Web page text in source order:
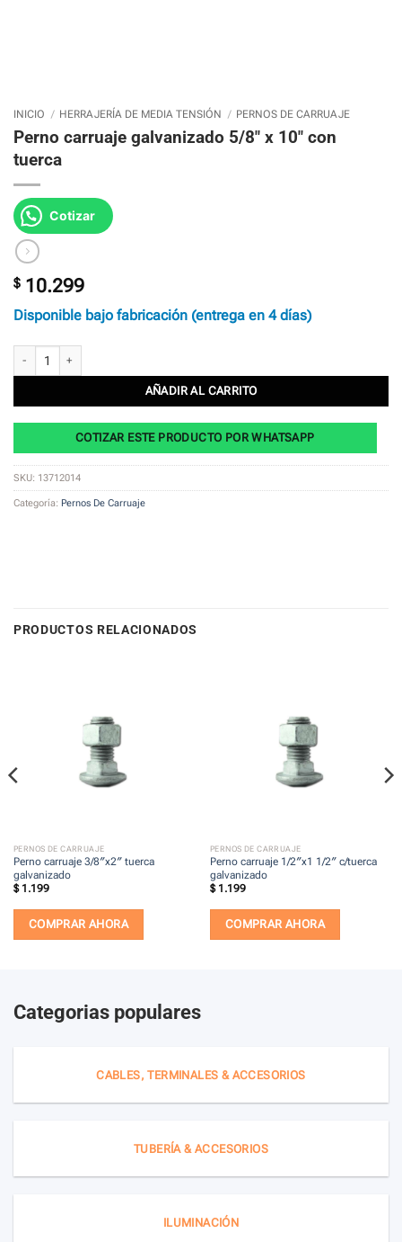
INICIO / HERRAJERÍA DE MEDIA TENSIÓN / PERNOS DE CARRUAJE
Perno carruaje galvanizado 5/8″ x 10″ con
tuerca
Cotizar
$ 10.299
Disponible bajo fabricación (entrega en 4 días)
AÑADIR AL CARRITO
COTIZAR ESTE PRODUCTO POR WHATSAPP
SKU: 13712014
Categoría: Pernos De Carruaje
PRODUCTOS RELACIONADOS
PERNOS DE CARRUAJE
Perno carruaje 3/8″x2″ tuerca
galvanizado
$1.199
COMPRAR AHORA
PERNOS DE CARRUAJE
Perno carruaje 1/2″x1 1/2″ c/tuerca
galvanizado
$1.199
COMPRAR AHORA
Categorias populares
CABLES, TERMINALES & ACCESORIOS
TUBERÍA & ACCESORIOS
ILUMINACIÓN